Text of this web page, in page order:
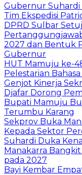
Gubernur Suhardi
Tim Ekspedisi
DPRD Sulbar
2027 dan Bentuk
Gubernur
HUT Mamuju ke-
Pelestarian
Genjot Kinerja
Djafar Dorong
Bupati Mamuju
Terumbu Karang
Sekprov Buka
Kepada Sektor
Suhardi Duka
Manakarra Bangkit
pada 2027
Bayi Kembar